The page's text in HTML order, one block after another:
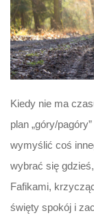
Kiedy nie ma
plan „góry/
wymyślić coś
wybrać się
Fafikami,
święty spokój i